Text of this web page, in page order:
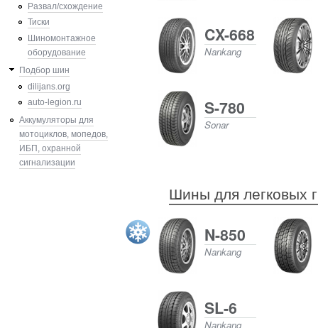
Развал/схождение
Тиски
Шиномонтажное
оборудование
Подбор шин
dilijans.org
auto-legion.ru
Аккумуляторы для
мотоциклов, мопедов,
ИБП, охранной
сигнализации
CX-668
Nankang
S-780
Sonar
Шины для легковых
N-850
Nankang
SL-6
Nankang